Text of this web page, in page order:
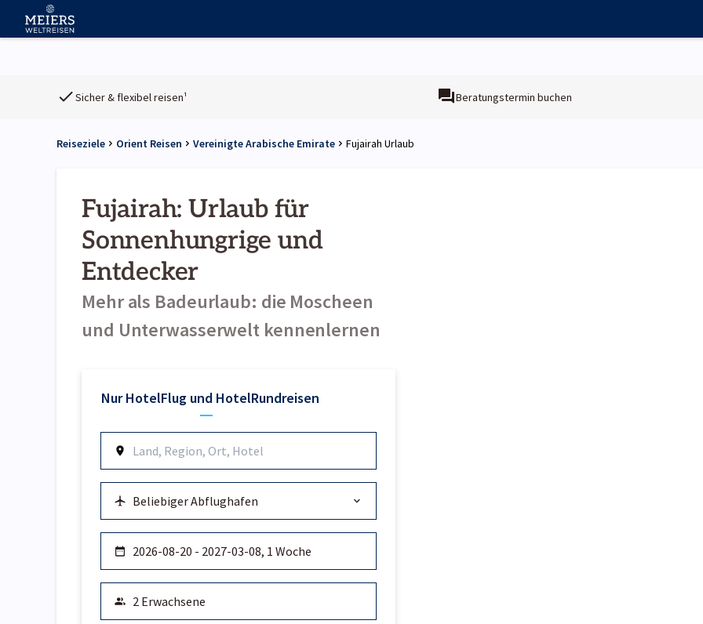
Sicher & flexibel reisen¹ Beratungstermin buchen
Reiseziele Orient Reisen Vereinigte Arabische Emirate Fujairah Urlaub
Fujairah: Urlaub für
Sonnenhungrige und
Entdecker
Mehr als Badeurlaub: die Moscheen
und Unterwasserwelt kennenlernen
Nur HotelFlug und HotelRundreisen